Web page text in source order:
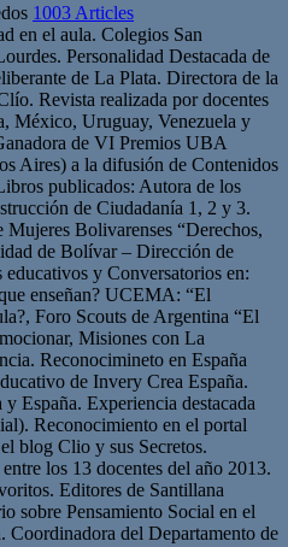
1003 Articles
en el aula. Colegios San
Personalidad Destacada de
de La Plata. Directora de la
Revista realizada por docentes
México, Uruguay, Venezuela y
de VI Premios UBA
Aires) a la difusión de Contenidos
publicados: Autora de los
de Ciudadanía 1, 2 y 3.
Bolivarenses “Derechos,
de Bolívar – Dirección de
y Conversatorios en:
enseñan? UCEMA: “El
Foro Scouts de Argentina “El
Misiones con La
Reconocimineto en España
de Invery Crea España.
España. Experiencia destacada
Reconocimiento en el portal
blog Clio y sus Secretos.
los 13 docentes del año 2013.
Editores de Santillana
sobre Pensamiento Social en el
Coordinadora del Departamento de